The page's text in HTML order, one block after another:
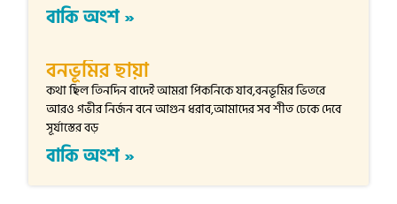
বাকি অংশ »
বনভূমির ছায়া
কথা ছিল তিনদিন বাদেই আমরা পিকনিকে যাব,বনভূমির ভিতরে
আরও গভীর নির্জন বনে আগুন ধরাব,আমাদের সব শীত ঢেকে দেবে
সূর্যাস্তের বড়
বাকি অংশ »